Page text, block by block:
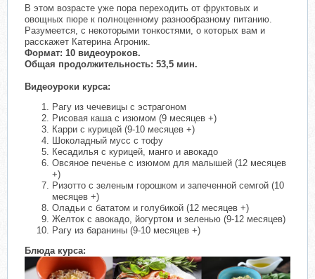
В этом возрасте уже пора переходить от фруктовых и
овощных пюре к полноценному разнообразному питанию.
Разумеется, с некоторыми тонкостями, о которых вам и
расскажет Катерина Агроник.
Формат: 10 видеоуроков.
Общая продолжительность: 53,5 мин.
Видеоуроки курса:
Рагу из чечевицы с эстрагоном
Рисовая каша с изюмом (9 месяцев +)
Карри с курицей (9-10 месяцев +)
Шоколадный мусс с тофу
Кесадилья с курицей, манго и авокадо
Овсяное печенье с изюмом для малышей (12 месяцев
+)
Ризотто с зеленым горошком и запеченной семгой (10
месяцев +)
Оладьи с бататом и голубикой (12 месяцев +)
Желток с авокадо, йогуртом и зеленью (9-12 месяцев)
Рагу из баранины (9-10 месяцев +)
Блюда курса: